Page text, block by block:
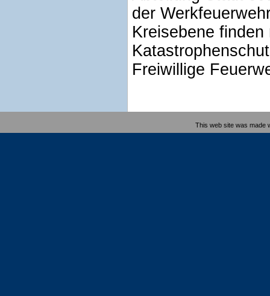
der
Kreisebene finden
Freiwillige
This web site was made